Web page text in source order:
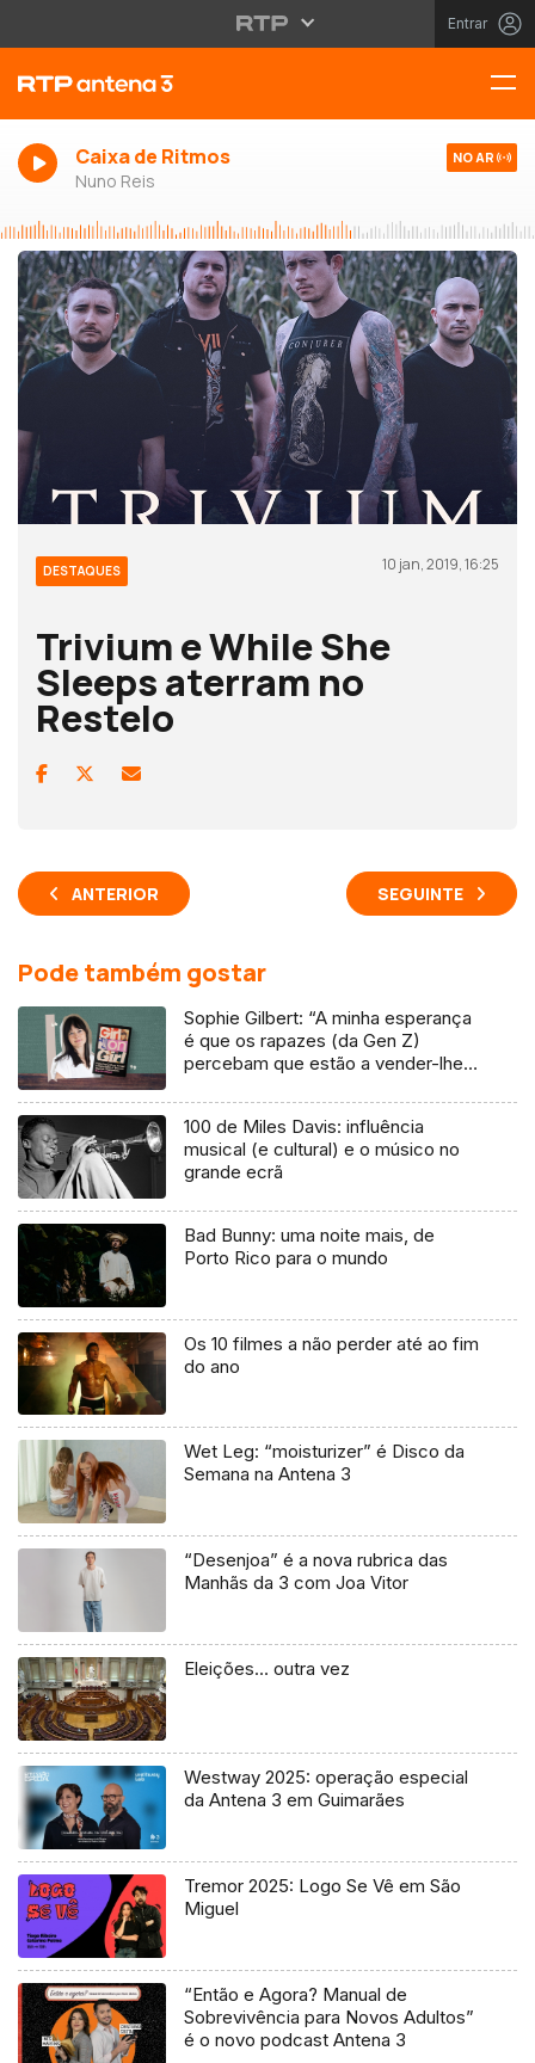
Entrar
Caixa de Ritmos
Nuno Reis
NO AR
DESTAQUES 10 jan, 2019, 16:25
Trivium e While She
Sleeps aterram no
Restelo
ANTERIOR SEGUINTE
Pode também gostar
Sophie Gilbert: “A minha esperança
é que os rapazes (da Gen Z)
percebam que estão a vender-lhes
100 de Miles Davis: influência
musical (e cultural) e o músico no
grande ecrã
Bad Bunny: uma noite mais, de
Porto Rico para o mundo
Os 10 filmes a não perder até ao fim
do ano
Wet Leg: “moisturizer” é Disco da
Semana na Antena 3
“Desenjoa” é a nova rubrica das
Manhãs da 3 com Joa Vitor
Eleições… outra vez
Westway 2025: operação especial
da Antena 3 em Guimarães
Tremor 2025: Logo Se Vê em São
Miguel
“Então e Agora? Manual de
Sobrevivência para Novos Adultos”
é o novo podcast Antena 3